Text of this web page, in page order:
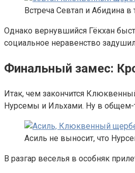
Встреча Севтап и Абидина
Однако вернувшийся Гёкхан
социальное неравенство
Финальный замес:
Итак, чем закончится
Нурсемы и Ильхами. Ну в общем-
Асиль не выносит, что
В разгар веселья в особняк